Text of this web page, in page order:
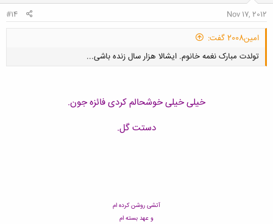
Nov 17, 2012
#14
امین2008 گفت:
تولدت مبارک نغمه خانوم. ایشالا هزار سال زنده باشی...
کلیک کنید تا باز شود...
خیلی خیلی خوشحالم کردی فائزه جون.
دستت گل.
آتشی روشن کرده ام
و عهد بسته ام